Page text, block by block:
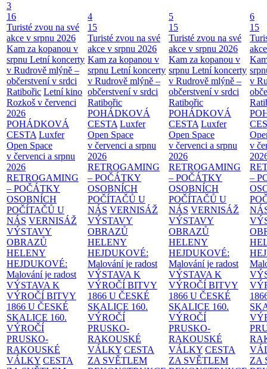
3
16
Turisté zvou na své
akce v srpnu 2026
Kam za kopanou v
srpnu Letní koncerty
v Rudrově mlýně –
občerstvení v srdci
Ratibořic Letní kino
Rozkoš v červenci
2026
POHÁDKOVÁ
CESTA Luxfer
Open Space
v červenci a srpnu
2026
RETROGAMING
– POČÁTKY
OSOBNÍCH
POČÍTAČŮ U
NÁS VERNISÁŽ
VÝSTAVY
OBRAZŮ
HELENY
HEJDUKOVÉ:
Malování je radost
VÝSTAVA K
VÝROČÍ BITVY
1866 U ČESKÉ
SKALICE 160.
VÝROČÍ
PRUSKO-
RAKOUSKÉ
VÁLKY CESTA
4
15
Turisté zvou na své
akce v srpnu 2026
Kam za kopanou v
srpnu Letní koncerty
v Rudrově mlýně –
občerstvení v srdci
Ratibořic
POHÁDKOVÁ
CESTA Luxfer
Open Space
v červenci a srpnu
2026
RETROGAMING
– POČÁTKY
OSOBNÍCH
POČÍTAČŮ U
NÁS VERNISÁŽ
VÝSTAVY
OBRAZŮ
HELENY
HEJDUKOVÉ:
Malování je radost
VÝSTAVA K
VÝROČÍ BITVY
1866 U ČESKÉ
SKALICE 160.
VÝROČÍ
PRUSKO-
RAKOUSKÉ
VÁLKY CESTA
ZA SVĚTLEM
5
15
Turisté zvou na své
akce v srpnu 2026
Kam za kopanou v
srpnu Letní koncerty
v Rudrově mlýně –
občerstvení v srdci
Ratibořic
POHÁDKOVÁ
CESTA Luxfer
Open Space
v červenci a srpnu
2026
RETROGAMING
– POČÁTKY
OSOBNÍCH
POČÍTAČŮ U
NÁS VERNISÁŽ
VÝSTAVY
OBRAZŮ
HELENY
HEJDUKOVÉ:
Malování je radost
VÝSTAVA K
VÝROČÍ BITVY
1866 U ČESKÉ
SKALICE 160.
VÝROČÍ
PRUSKO-
RAKOUSKÉ
VÁLKY CESTA
ZA SVĚTLEM
6
15
v
v
–
ZA